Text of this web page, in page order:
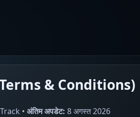
& Conditions)
• अंतिम अपडेट: 8 अगस्त 2026